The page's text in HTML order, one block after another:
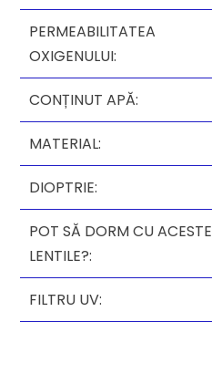
PERMEABILITATEA
OXIGENULUI:
CONȚINUT APĂ:
MATERIAL:
DIOPTRIE:
POT SĂ DORM CU ACESTE
LENTILE?:
FILTRU UV: